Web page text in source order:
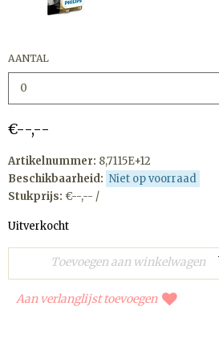
AANTAL
€--,--
Artikelnummer: 8,7115E+12
Beschikbaarheid: Niet op voorraad
Stukprijs: €--,-- /
Uitverkocht
Aan verlanglijst toevoegen